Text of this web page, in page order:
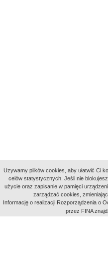
aktywności
Uzywamy plików cookies, aby ułatwić Ci
celów statystycznych. Jeśli nie
użycie oraz zapisanie w pamięci
zarządzać cookies,
Informację o realizacji Rozporządzenia o
przez FINA